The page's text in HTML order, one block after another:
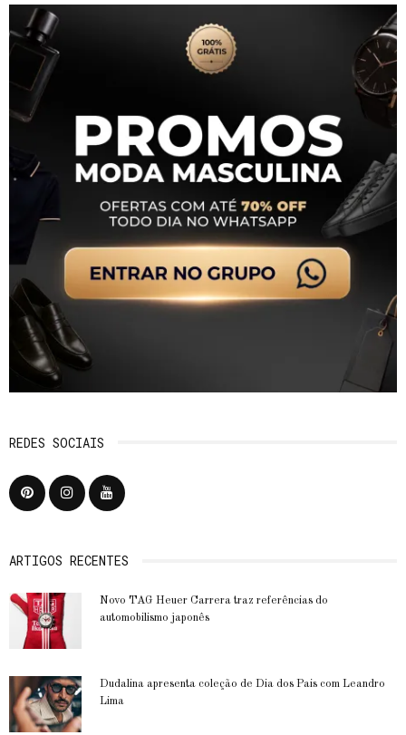
REDES SOCIAIS
ARTIGOS RECENTES
Novo TAG Heuer Carrera traz referências do
automobilismo japonês
Dudalina apresenta coleção de Dia dos Pais com Leandro
Lima